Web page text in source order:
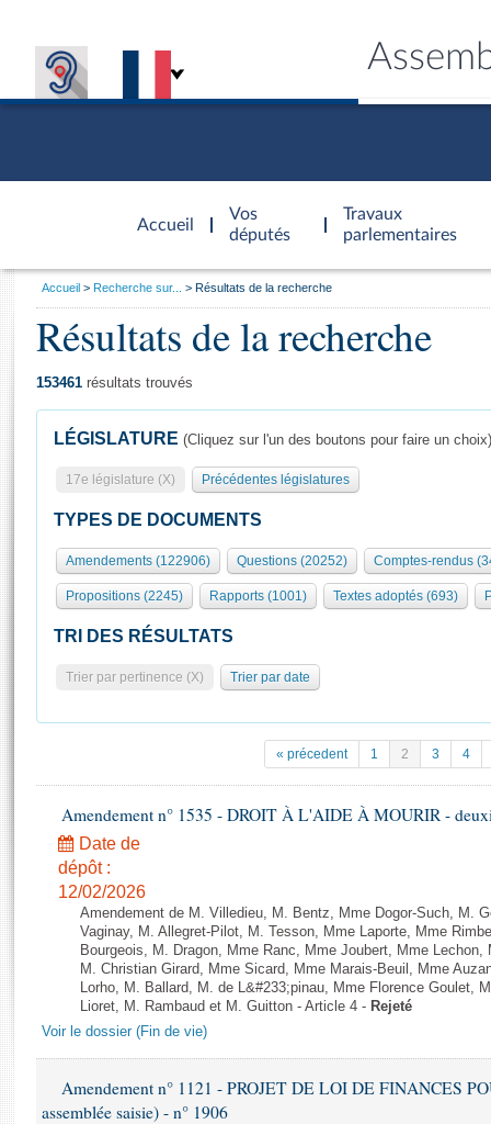
Accueil
d'accueil
Vos
députés
Travaux
parlementaires
Présidence
577 députés
Groupes politiques
Séance publique
Commissions et autres organes
Europe et International
Pétitions
Projets de loi
Propositions de loi
Amendements
Textes adoptés
Rapports d'information
Rapports d'enquête
Rapports législatifs
Rapports sur l'application des lois
Général
Rôle et pouvoirs de l'Assemblée
Organisation de l'Assemblée
Présidence Conférence des Présidents Bureau Collège des
Statistiques et chiffres clés
( Constitution | Règlement de l'Assemblée ... )
Histoire
Juniors
Anciennes législatures
Liens vers les sites publics
Visiter l'Assemblée
Visite virtuelle du palais Bourbon
Assister à une séance
Contacts et plan d'accès
Photos libres de droit
Vous
Accueil Recherche sur... Résultats de la recherche
Résultats de la recherche
153461 résultats trouvés
LÉGISLATURE (Cliquez sur l'un des boutons pour faire un choix)
17e législature (X) Précédentes législatures
TYPES DE DOCUMENTS
Amendements (122906) Questions (20252) Comptes-rendus
Propositions (2245) Rapports (1001) Textes adoptés (693)
TRI DES RÉSULTATS
Trier par pertinence (X) Trier par date
« précedent 1 2 3 4
Amendement n° 1535 - DROIT À L'AIDE À MOURIR -
Date de
dépôt :
12/02/2026
Amendement de M. Villedieu, M. Bentz, Mme Dogor-Such, M.
Vaginay, M. Allegret-Pilot, M. Tesson, Mme Laporte, Mme
Bourgeois, M. Dragon, Mme Ranc, Mme Joubert, Mme
M. Christian Girard, Mme Sicard, Mme Marais-Beuil, Mme
Lorho, M. Ballard, M. de L&#233;pinau, Mme Florence Goulet,
Lioret, M. Rambaud et M. Guitton - Article 4 - Rejeté
Voir le dossier (Fin de vie)
Amendement n° 1121 - PROJET DE LOI DE FINANCES
assemblée saisie) - n° 1906